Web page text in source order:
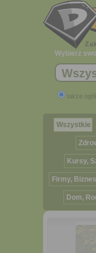
Wybierz
także
Wszystkie
Kursy,
Firmy, Biznes
Dom,